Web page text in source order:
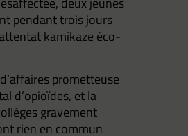
pendant trois jours
kamikaze éco-
prometteuse
d’opioïdes, et la
gravement
rien en commun